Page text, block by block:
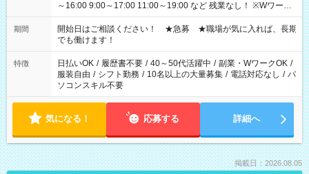
～16:00 9:00～17:00 11:00～19:00 など 残業なし！ ※Wワーク
の場合、他のお仕事と合わせ週40時間超の就業はご案内できま
せん ※法令に基づき、週20時間以上勤務は社会保険への加入対
象となります ※労働者派遣法（日雇い派遣の原則禁止）によ
り、短時間・短期間の就業はご案内が難しい場合があります
期間
開始日はご相談ください！ ★急募 ★職場が気に入れば、長期
でも働けます！
特徴 日払いOK / 履歴書不要 / 40～50代活躍中 / 副業・WワークOK /
服装自由 / シフト勤務 / 10名以上の大量募集 / 電話対応なし / パ
ソコンスキル不要
気になる！ 応募する 詳細へ
掲載日：2026.08.05